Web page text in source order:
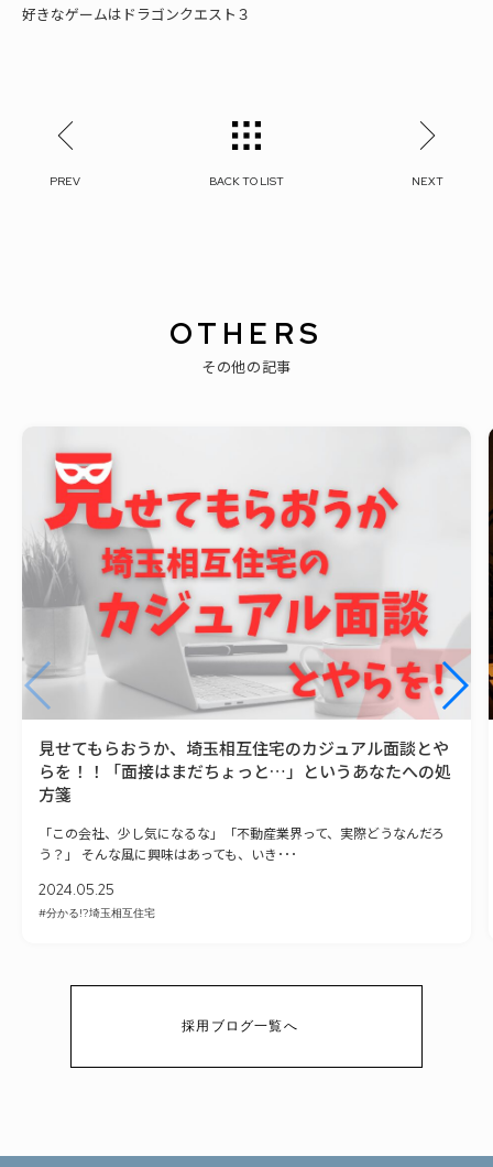
好きなゲームはドラゴンクエスト３
PREV BACK TO LIST NEXT
OTHERS
その他の記事
見せてもらおうか、埼玉相互住宅のカジュアル面談とや
らを！！「面接はまだちょっと…」というあなたへの処
方箋
「この会社、少し気になるな」「不動産業界って、実際どうなんだろ
う？」 そんな風に興味はあっても、いき･･･
2024.05.25
#分かる!?埼玉相互住宅
採用ブログ一覧へ